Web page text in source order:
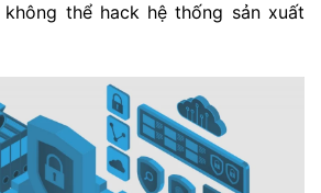
thể hack hệ thống sản xuất